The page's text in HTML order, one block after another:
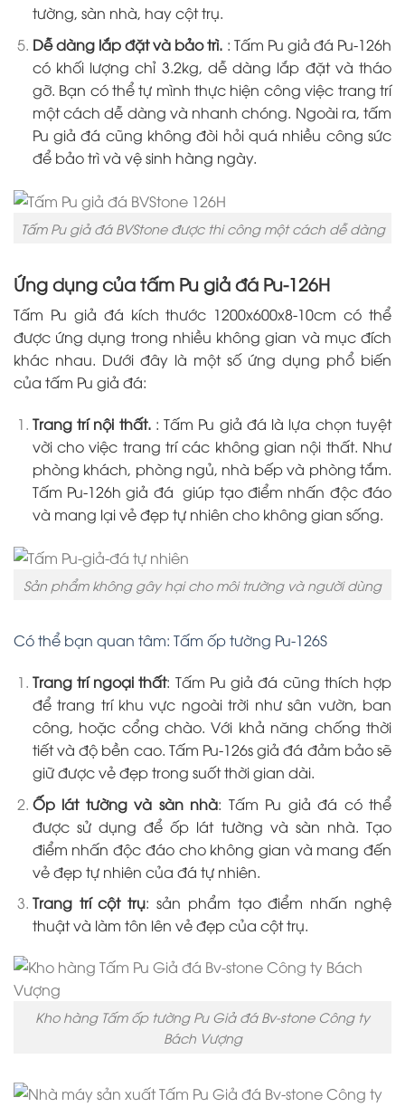
tường, sàn nhà, hay cột trụ.
Dễ dàng lắp đặt và bảo trì. : Tấm Pu giả đá Pu-126h
có khối lượng chỉ 3.2kg, dễ dàng lắp đặt và tháo
gỡ. Bạn có thể tự mình thực hiện công việc trang trí
một cách dễ dàng và nhanh chóng. Ngoài ra, tấm
Pu giả đá cũng không đòi hỏi quá nhiều công sức
để bảo trì và vệ sinh hàng ngày.
Tấm Pu giả đá BVStone được thi công một cách dễ dàng
Ứng dụng của tấm Pu giả đá Pu-126H
Tấm Pu giả đá kích thước 1200x600x8-10cm có thể
được ứng dụng trong nhiều không gian và mục đích
khác nhau. Dưới đây là một số ứng dụng phổ biến
của tấm Pu giả đá:
Trang trí nội thất. : Tấm Pu giả đá là lựa chọn tuyệt
vời cho việc trang trí các không gian nội thất. Như
phòng khách, phòng ngủ, nhà bếp và phòng tắm.
Tấm Pu-126h giả đá giúp tạo điểm nhấn độc đáo
và mang lại vẻ đẹp tự nhiên cho không gian sống.
Sản phẩm không gây hại cho môi trường và người dùng
Có thể bạn quan tâm: Tấm ốp tường Pu-126S
Trang trí ngoại thất: Tấm Pu giả đá cũng thích hợp
để trang trí khu vực ngoài trời như sân vườn, ban
công, hoặc cổng chào. Với khả năng chống thời
tiết và độ bền cao. Tấm Pu-126s giả đá đảm bảo sẽ
giữ được vẻ đẹp trong suốt thời gian dài.
Ốp lát tường và sàn nhà: Tấm Pu giả đá có thể
được sử dụng để ốp lát tường và sàn nhà. Tạo
điểm nhấn độc đáo cho không gian và mang đến
vẻ đẹp tự nhiên của đá tự nhiên.
Trang trí cột trụ: sản phẩm tạo điểm nhấn nghệ
thuật và làm tôn lên vẻ đẹp của cột trụ.
Kho hàng Tấm ốp tường Pu Giả đá Bv-stone Công ty
Bách Vượng